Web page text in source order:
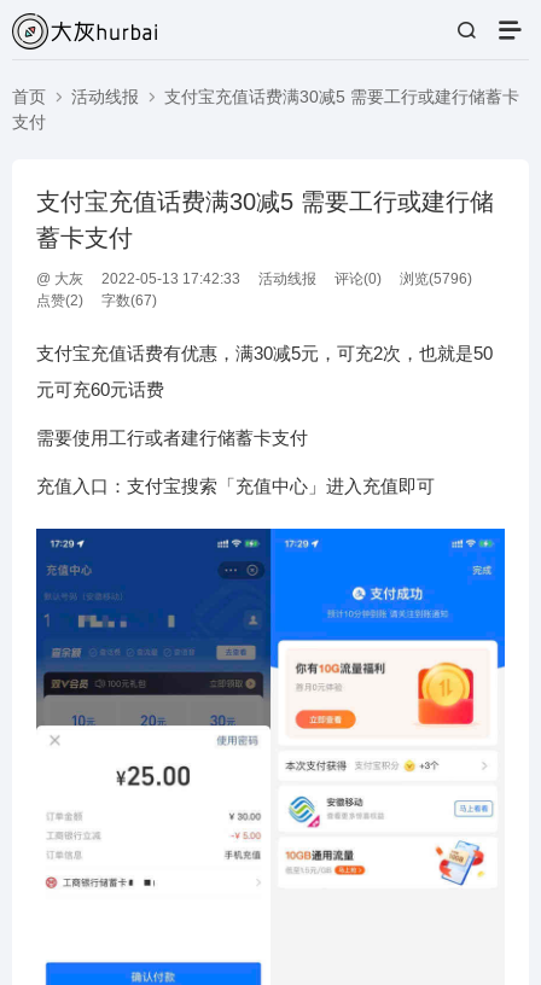
首页 活动线报
支付宝充值话费满30减5 需要工行或建行储蓄卡
支付
支付宝充值话费满30减5 需要工行或建行储
蓄卡支付
@ 大灰 2022-05-13 17:42:33 活动线报 评论(0)
浏览(5796)
点赞(2) 字数(67)
支付宝充值话费有优惠，满30减5元，可充2次，也就是50
元可充60元话费
需要使用工行或者建行储蓄卡支付
充值入口：支付宝搜索「充值中心」进入充值即可